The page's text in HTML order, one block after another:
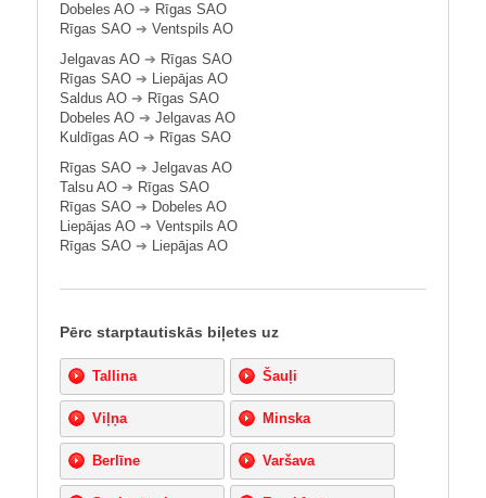
Dobeles AO ➔ Rīgas SAO
Rīgas SAO ➔ Ventspils AO
Jelgavas AO ➔ Rīgas SAO
Rīgas SAO ➔ Liepājas AO
Saldus AO ➔ Rīgas SAO
Dobeles AO ➔ Jelgavas AO
Kuldīgas AO ➔ Rīgas SAO
Rīgas SAO ➔ Jelgavas AO
Talsu AO ➔ Rīgas SAO
Rīgas SAO ➔ Dobeles AO
Liepājas AO ➔ Ventspils AO
Rīgas SAO ➔ Liepājas AO
Pērc starptautiskās biļetes uz
Tallina Šauļi
Viļņa Minska
Berlīne Varšava